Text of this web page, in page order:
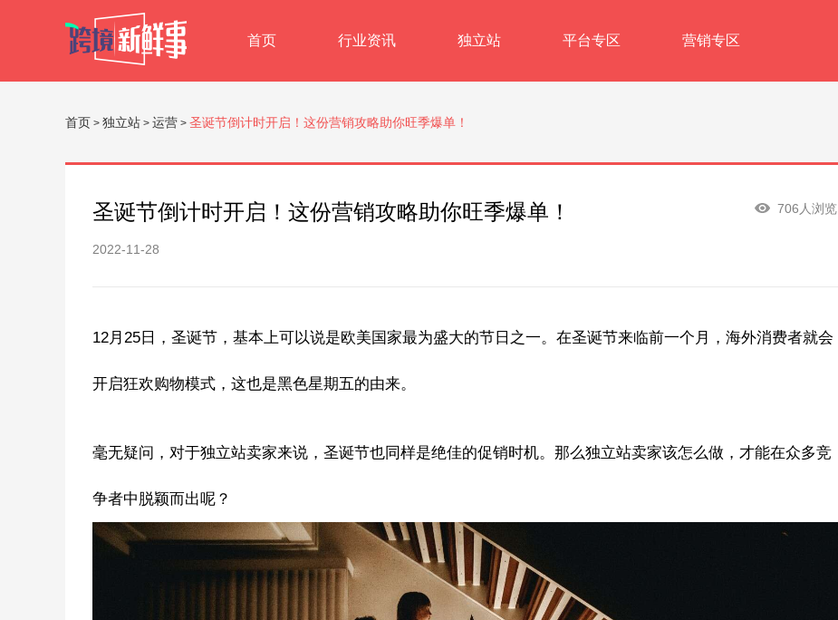
首页 行业资讯 独立站 平台专区 营销专区
首页 > 独立站 > 运营 > 圣诞节倒计时开启！这份营销攻略助你旺季爆单！
圣诞节倒计时开启！这份营销攻略助你旺季爆单！
2022-11-28
706人浏览
12月25日，圣诞节，基本上可以说是欧美国家最为盛大的节日之一。在圣诞节来临前一个月，海外消费者就会
开启狂欢购物模式，这也是黑色星期五的由来。
毫无疑问，对于独立站卖家来说，圣诞节也同样是绝佳的促销时机。那么独立站卖家该怎么做，才能在众多竞
争者中脱颖而出呢？